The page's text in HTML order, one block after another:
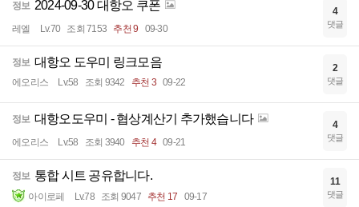
정보 2024-09-30 대항오 쿠폰
레엘 Lv.70 조회 7153 추천 9 09-30
4
댓글
정보 대항오 도우미 링크모음
에오리스 Lv.58 조회 9342 추천 3 09-22
2
댓글
정보 대항오도우미 - 협상계산기 추가했습니다
에오리스 Lv.58 조회 3940 추천 4 09-21
4
댓글
정보 통합 시트 공유합니다.
아이로페 Lv.78 조회 9047 추천 17 09-17
11
댓글